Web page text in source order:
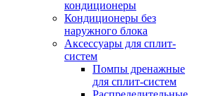
кондиционеры
Кондиционеры без
наружного блока
Аксессуары для сплит-
систем
Помпы дренажные
для сплит-систем